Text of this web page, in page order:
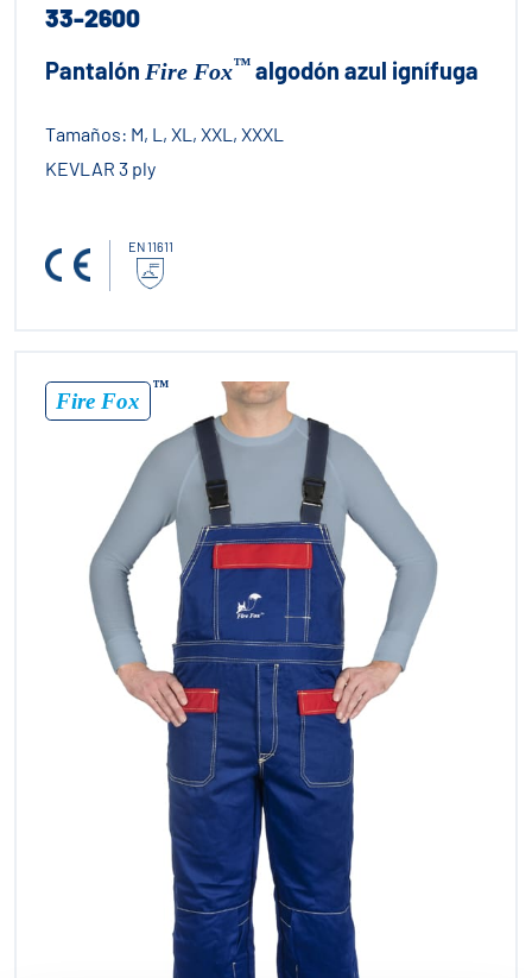
33-2600
Pantalón Fire Fox™ algodón azul ignífuga
Tamaños: M, L, XL, XXL, XXXL
KEVLAR 3 ply
EN 11611
Fire Fox
™